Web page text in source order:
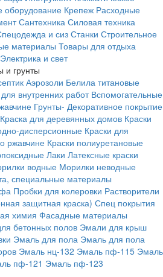
оборудование Крепеж Расходные
Сантехника Силовая техника
и сиз Станки Строительное
материалы Товары для отдыха
Электрика и свет
и грунты
Аэрозоли Белила титановые
внутренних работ Вспомогательные
Грунты- Декоративное покрытие
Краска для деревянных домов Краски
дисперсионные Краски для
ржавчине Краски полиуретановые
Лаки Латексные краски
водные Морилки неводные
специальные материалы
Пробки для колеровки Растворители
защитная краска) Спец покрытия
химия Фасадные материалы
бетонных полов Эмали для крыш
Эмаль для пола Эмаль для пола
Эмаль нц-132 Эмаль пф-115 Эмаль
пф-121 Эмаль пф-123